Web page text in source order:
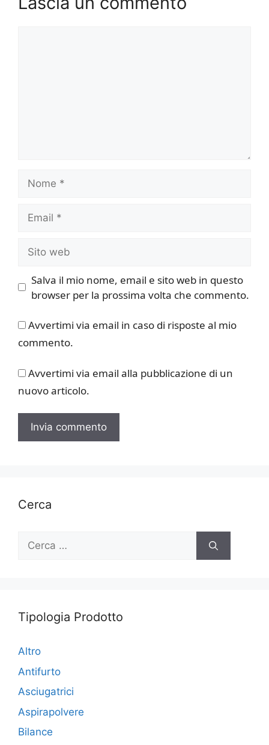
web
Salva il mio nome, email e sito web in questo
browser per la prossima volta che commento.
Avvertimi via email in caso di risposte al mio
commento.
Avvertimi via email alla pubblicazione di un
nuovo articolo.
Cerca
Ricerca
Tipologia Prodotto
Altro
Antifurto
Asciugatrici
Aspirapolvere
Bilance